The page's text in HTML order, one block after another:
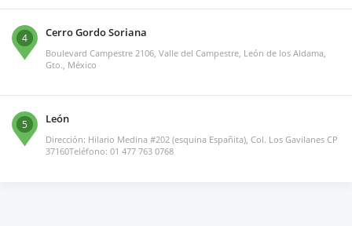
4 Cerro Gordo Soriana
Boulevard Campestre 2106, Valle del Campestre, León de los Aldama,
Gto., México
5 León
Dirección: Hilario Medina #202 (esquina Españita), Col. Los Gavilanes CP
37160Teléfono: 01 477 763 0768